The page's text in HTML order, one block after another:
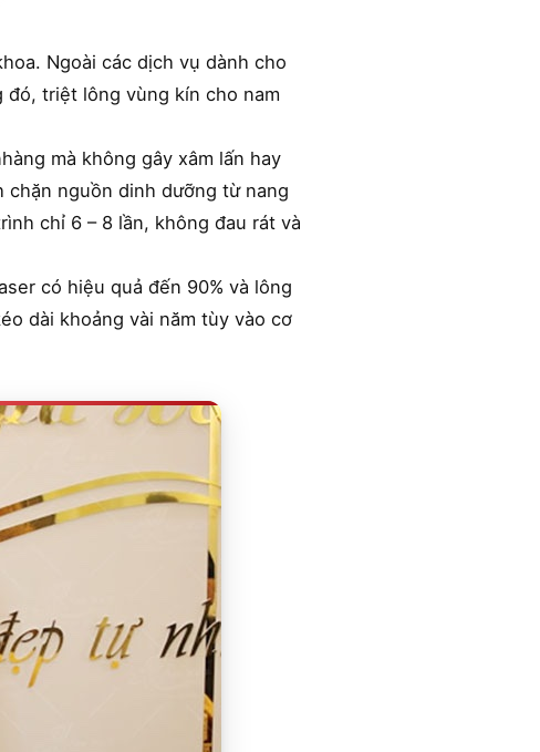
Ngoài các dịch vụ dành cho
triệt lông vùng kín cho nam
mà không gây xâm lấn hay
nguồn dinh dưỡng từ nang
chỉ 6 – 8 lần, không đau rát và
có hiệu quả đến 90% và lông
dài khoảng vài năm tùy vào cơ